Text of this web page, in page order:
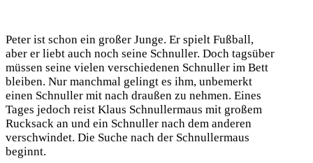
Peter ist schon ein großer Junge. Er spielt Fußball,
aber er liebt auch noch seine Schnuller. Doch tagsüber
müssen seine vielen verschiedenen Schnuller im Bett
bleiben. Nur manchmal gelingt es ihm, unbemerkt
einen Schnuller mit nach draußen zu nehmen. Eines
Tages jedoch reist Klaus Schnullermaus mit großem
Rucksack an und ein Schnuller nach dem anderen
verschwindet. Die Suche nach der Schnullermaus
beginnt.